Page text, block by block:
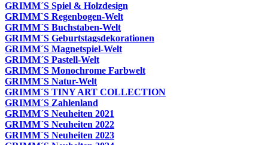
GRIMM´S Spiel & Holzdesign
GRIMM`S Regenbogen-Welt
GRIMM´S Buchstaben-Welt
GRIMM´S Geburtstagsdekorationen
GRIMM´S Magnetspiel-Welt
GRIMM´S Pastell-Welt
GRIMM´S Monochrome Farbwelt
GRIMM´S Natur-Welt
GRIMM´S TINY ART COLLECTION
GRIMM´S Zahlenland
GRIMM´S Neuheiten 2021
GRIMM´S Neuheiten 2022
GRIMM´S Neuheiten 2023